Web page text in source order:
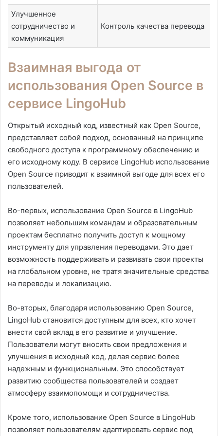
Улучшенное
сотрудничество и
коммуникация
Контроль качества перевода
Взаимная выгода от
использования Open Source в
сервисе LingoHub
Открытый исходный код, известный как Open Source,
представляет собой подход, основанный на принципе
свободного доступа к программному обеспечению и
его исходному коду. В сервисе LingoHub использование
Open Source приводит к взаимной выгоде для всех его
пользователей.
Во-первых, использование Open Source в LingoHub
позволяет небольшим командам и образовательным
проектам бесплатно получить доступ к мощному
инструменту для управления переводами. Это дает
возможность поддерживать и развивать свои проекты
на глобальном уровне, не тратя значительные средства
на переводы и локализацию.
Во-вторых, благодаря использованию Open Source,
LingoHub становится доступным для всех, кто хочет
внести свой вклад в его развитие и улучшение.
Пользователи могут вносить свои предложения и
улучшения в исходный код, делая сервис более
надежным и функциональным. Это способствует
развитию сообщества пользователей и создает
атмосферу взаимопомощи и сотрудничества.
Кроме того, использование Open Source в LingoHub
позволяет пользователям адаптировать сервис под